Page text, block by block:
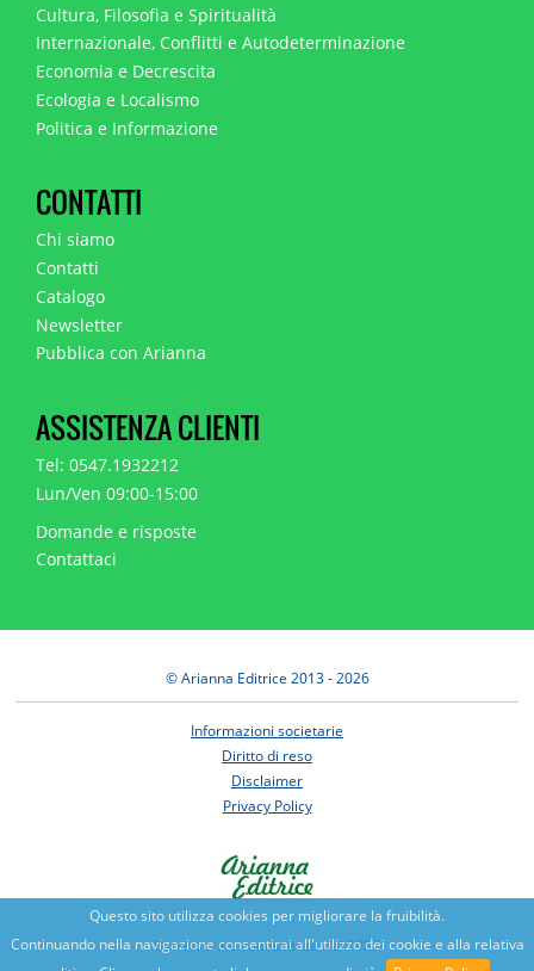
Questo sito utilizza cookies per migliorare la fruibilità.
Continuando nella navigazione consentirai all'utilizzo dei cookie e alla relativa
Cultura, Filosofia e Spiritualità
Internazionale, Conflitti e Autodeterminazione
Economia e Decrescita
Ecologia e Localismo
Politica e Informazione
CONTATTI
Chi siamo
Contatti
Catalogo
Newsletter
Pubblica con Arianna
ASSISTENZA CLIENTI
Tel: 0547.1932212
Lun/Ven 09:00-15:00
Domande e risposte
Contattaci
© Arianna Editrice 2013 - 2026
Informazioni societarie
Diritto di reso
Disclaimer
Privacy Policy
Benessere e conoscenza dal 1987